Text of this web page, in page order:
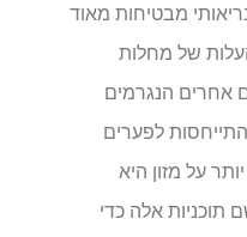
מבטיחות מאוד
של מחלות
אחרים הנגרמים
לפערים
על מזון היא
תוכניות אלה כדי